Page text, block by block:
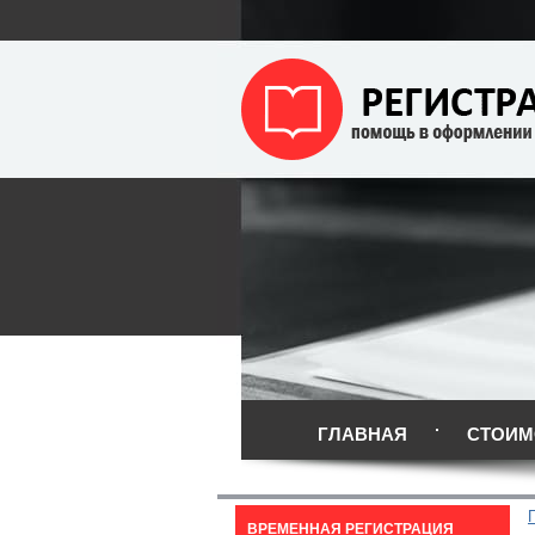
ГЛАВНАЯ
ВРЕМЕННАЯ РЕГИСТРАЦИЯ